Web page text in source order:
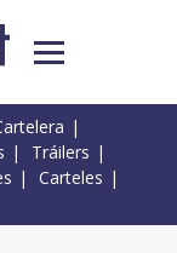
Tráilers
Carteles